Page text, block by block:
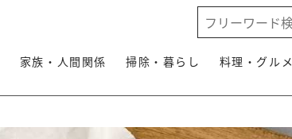
家族・人間関係 掃除・暮らし 料理・グルメ